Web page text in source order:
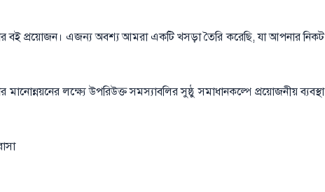
বই প্রয়োজন। এজন্য অবশ্য আমরা একটি খসড়া তৈরি করেছি, যা আপনার নিকট
লক্ষ্যে উপরিউক্ত সমস্যাবলির সুষ্ঠু সমাধানকল্পে প্রয়োজনীয় ব্যবস্থা